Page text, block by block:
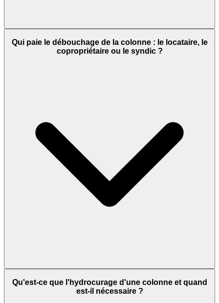
Qui paie le débouchage de la colonne : le locataire, le
copropriétaire ou le syndic ?
Qu'est-ce que l'hydrocurage d'une colonne et quand
est-il nécessaire ?